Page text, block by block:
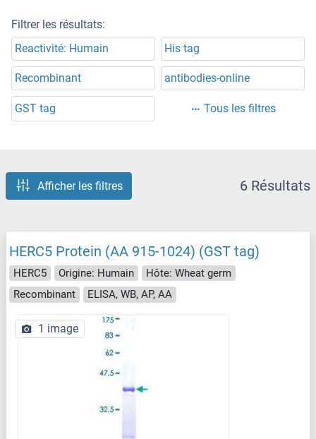
Filtrer les résultats:
Reactivité: Humain
His tag
Recombinant antibodies-online
GST tag Tous les filtres
Afficher les filtres 6 Résultats
HERC5 Protein (AA 915-1024) (GST tag)
HERC5 Origine: Humain
Hôte: Wheat germ
Recombinant
ELISA, WB, AP, AA
1 image